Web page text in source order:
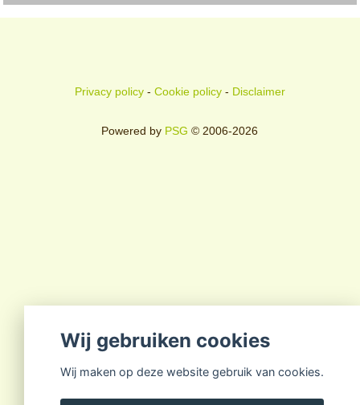
Privacy policy- Cookie policy- Disclaimer
Powered by PSG © 2006-2026
Wij gebruiken cookies
Wij maken op deze website gebruik van cookies.